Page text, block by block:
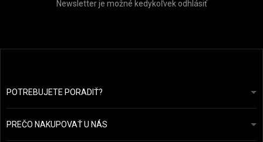
Newsletter je možné kedykoľvek odhlásiť
POTREBUJETE PORADIŤ?info@prozdravevlasy.cz
Odpovieme do 24 hodín.
PREČO NAKUPOVAŤ U NÁS
Obchodní podmínky
Ochrana osobních údajů
Náš příběh